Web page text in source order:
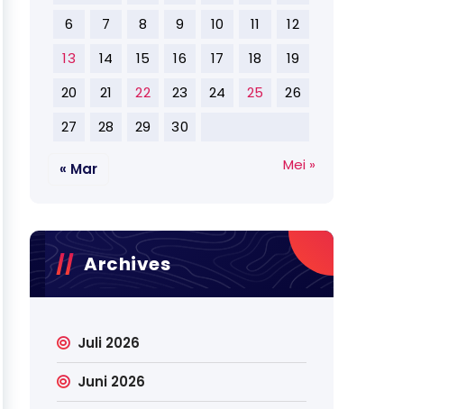
6
7 8 9 10 11
12
13
14 15 16 17 18
19
20
21 22 23 24 25
26
27
28 29 30
« Mar Mei »
Archives
Juli 2026
Juni 2026